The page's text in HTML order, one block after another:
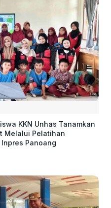
KKN Unhas Tanamkan
Melalui Pelatihan
Panoang